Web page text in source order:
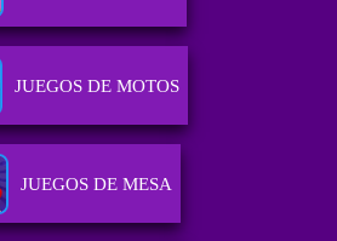
JUEGOS DE MOTOS
JUEGOS DE MESA